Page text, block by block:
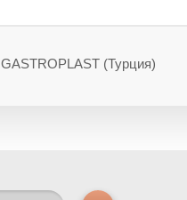
GASTROPLAST (Турция)